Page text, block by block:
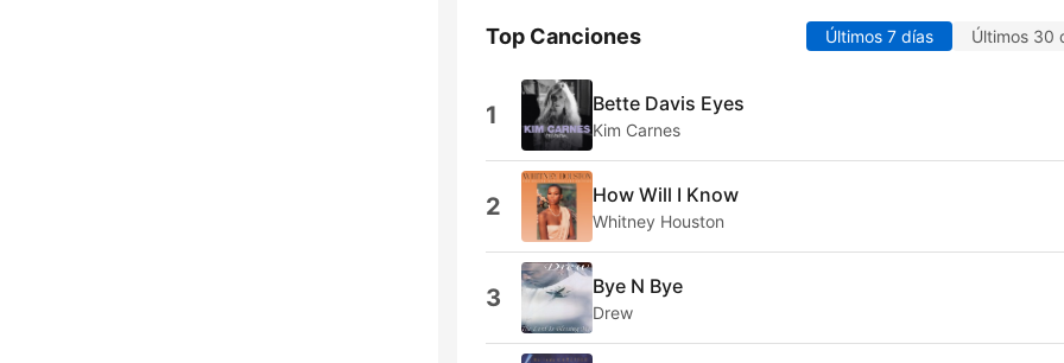
Top Canciones Últimos 7 días Últimos 30
1 Bette Davis Eyes
Kim Carnes
2 How Will I Know
Whitney Houston
3 Bye N Bye
Drew